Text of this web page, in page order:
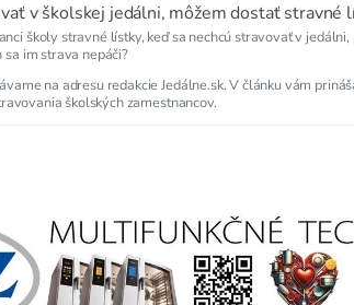
v školskej jedálni, môžem dostať stravné
školy stravné lístky, keď sa nechcú stravovať v
im strava nepáči?
na adresu redakcie Jedálne.sk. V článku vám
školských zamestnancov.